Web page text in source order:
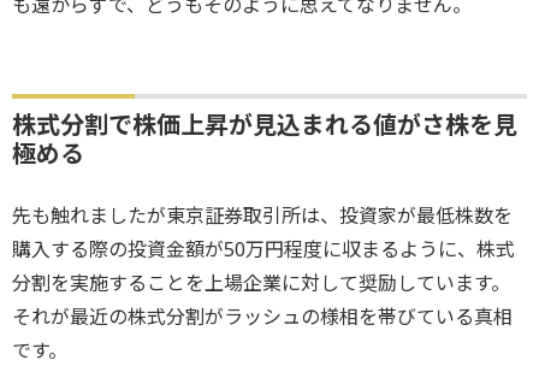
株式分割で株価上昇が見込まれる値がさ株を見
極める
先も触れましたが東京証券取引所は、投資家が最低株数を
購入する際の投資金額が50万円程度に収まるように、株式
分割を実施することを上場企業に対して奨励しています。
それが最近の株式分割がラッシュの様相を帯びている真相
です。